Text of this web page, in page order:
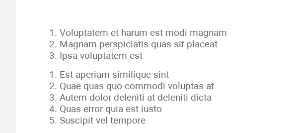
Voluptatem et harum est modi magnam
Magnam perspiciatis quas sit placeat
Ipsa voluptatem est
Est aperiam similique sint
Quae quas quo commodi voluptas at
Autem dolor deleniti at deleniti dicta
Quas error quia est iusto
Suscipit vel tempore